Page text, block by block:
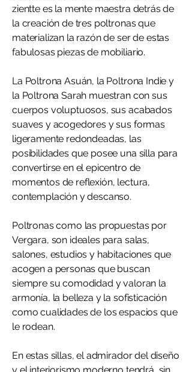
zientte es la mente maestra detrás de
la creación de tres poltronas que
materializan la razón de ser de estas
fabulosas piezas de mobiliario.
La Poltrona Asuán, la Poltrona Indie y
la Poltrona Sarah muestran con sus
cuerpos voluptuosos, sus acabados
suaves y acogedores y sus formas
ligeramente redondeadas, las
posibilidades que posee una silla para
convertirse en el epicentro de
momentos de reflexión, lectura,
contemplación y descanso.
Poltronas como las propuestas por
Vergara, son ideales para salas,
salones, estudios y habitaciones que
acogen a personas que buscan
siempre su comodidad y valoran la
armonía, la belleza y la sofisticación
como cualidades de los espacios que
le rodean.
En estas sillas, el admirador del diseño